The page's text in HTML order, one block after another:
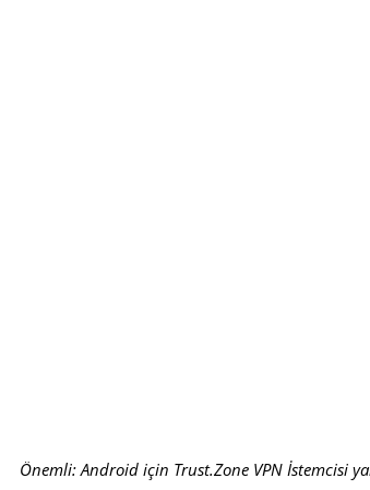
Önemli: Android için Trust.Zone VPN İstemcisi